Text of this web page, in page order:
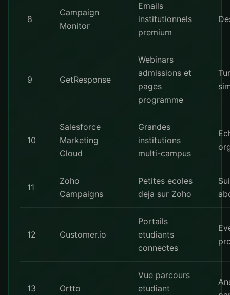
8
Campaign
Monitor
Emails
institutionnels
premium
9 GetResponse
Webinars
admissions et
pages
programme
10
Salesforce
Marketing
Cloud
Grandes
institutions
multi-campus
11
Zoho
Campaigns
Petites ecoles
deja sur Zoho
12 Customer.io
Portails
etudiants
connectes
13 Ortto
Vue parcours
etudiant